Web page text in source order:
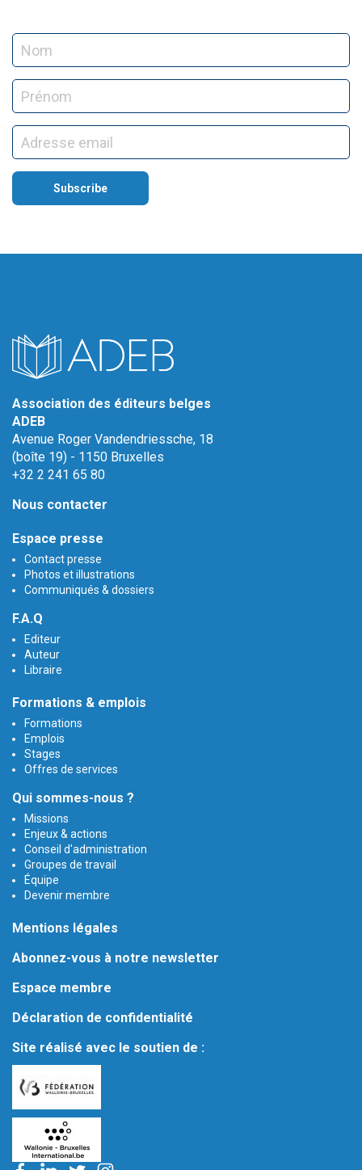
Association des éditeurs belges
ADEB
Avenue Roger Vandendriessche, 18
(boîte 19) - 1150 Bruxelles
+32 2 241 65 80
Nous contacter
Espace presse
Contact presse
Photos et illustrations
Communiqués & dossiers
F.A.Q
Editeur
Auteur
Libraire
Formations & emplois
Formations
Emplois
Stages
Offres de services
Qui sommes-nous ?
Missions
Enjeux & actions
Conseil d'administration
Groupes de travail
Équipe
Devenir membre
Mentions légales
Abonnez-vous à notre newsletter
Espace membre
Déclaration de confidentialité
Site réalisé avec le soutien de :